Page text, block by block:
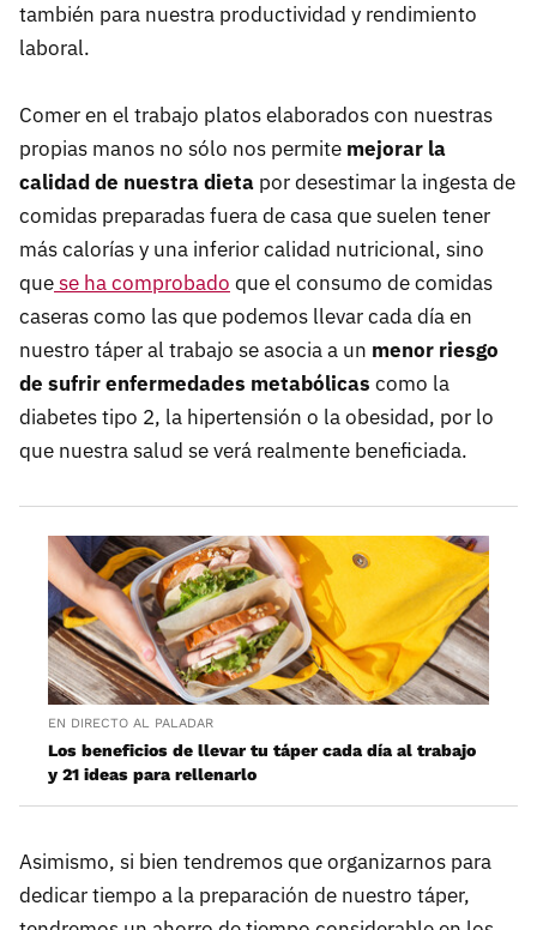
también para nuestra productividad y rendimiento
laboral.
Comer en el trabajo platos elaborados con nuestras
propias manos no sólo nos permite mejorar la
calidad de nuestra dieta por desestimar la ingesta de
comidas preparadas fuera de casa que suelen tener
más calorías y una inferior calidad nutricional, sino
quese ha comprobado que el consumo de comidas
caseras como las que podemos llevar cada día en
nuestro táper al trabajo se asocia a un menor riesgo
de sufrir enfermedades metabólicas como la
diabetes tipo 2, la hipertensión o la obesidad, por lo
que nuestra salud se verá realmente beneficiada.
EN DIRECTO AL PALADAR
Los beneficios de llevar tu táper cada día al trabajo
y 21 ideas para rellenarlo
Asimismo, si bien tendremos que organizarnos para
dedicar tiempo a la preparación de nuestro táper,